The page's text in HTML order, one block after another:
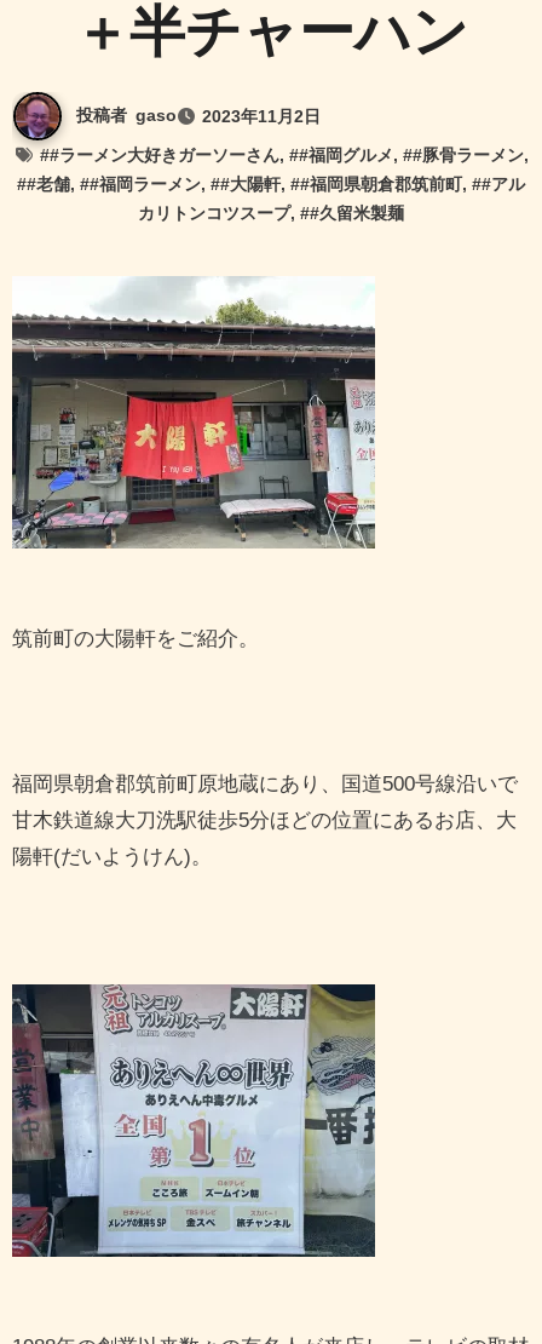
＋半チャーハン
投稿者 gaso
2023年11月2日
##ラーメン大好きガーソーさん, ##福岡グルメ, ##豚骨ラーメン,
##老舗, ##福岡ラーメン, ##大陽軒, ##福岡県朝倉郡筑前町, ##アル
カリトンコツスープ, ##久留米製麺
筑前町の大陽軒をご紹介。
福岡県朝倉郡筑前町原地蔵にあり、国道500号線沿いで
甘木鉄道線大刀洗駅徒歩5分ほどの位置にあるお店、大
陽軒(だいようけん)。